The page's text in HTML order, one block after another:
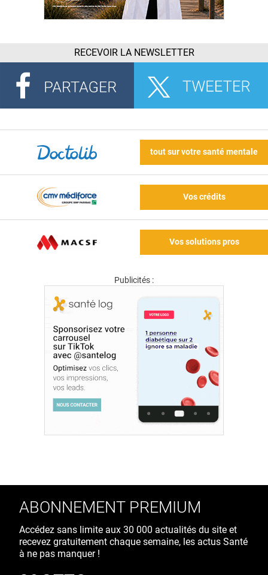
RECEVOIR LA NEWSLETTER
tout sur votre santé mentale
Vos crédits
Vos solutions pros
Publicités :
ABONNEMENT PREMIUM
Accédez sans limite aux 30 000 actualités du site et
recevez gratuitement chaque semaine, les actus Santé
à ne pas manquer !